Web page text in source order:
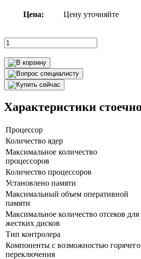
Цена: Цену уточняйте
Характеристики
Процессор
Количество ядер
Максимальное количество
процессоров
Количество процессоров
Установлено памяти
Максимальный объем оперативной
памяти
Максимальное количество отсеков для
жестких дисков
Тип контролера
Компоненты с возможностью горячего
переключения